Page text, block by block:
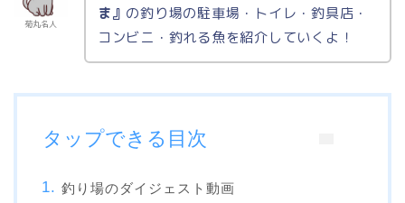
菊丸名人
ま』 の釣り場の駐車場・トイレ・釣具店・
コンビニ・釣れる魚を紹介していくよ！
タップできる目次
釣り場のダイジェスト動画